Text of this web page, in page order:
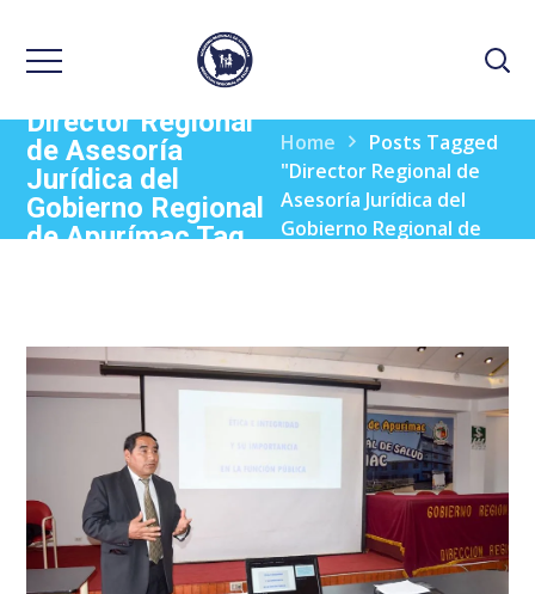
Director Regional
de Asesoría
Jurídica del
Gobierno Regional
de Apurímac Tag
Home
Posts Tagged
"Director Regional de
Asesoría Jurídica del
Gobierno Regional de